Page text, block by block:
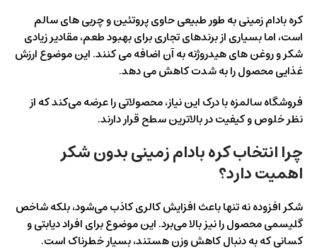
کره بادام زمینی به طور طبیعی حاوی پروتئین و چربی‌ های سالم
است، اما بسیاری از برندهای تجاری برای بهبود طعم، مقادیر زیادی
شکر و روغن‌ های هیدروژنه به آن اضافه می‌ کنند. این موضوع ارزش
غذایی محصول را به شدت کاهش می‌ دهد.
فروشگاه سالمزه با درک این نیاز، محصولاتی را عرضه می‌کند که از
نظر خلوص و کیفیت در بالاترین سطح قرار دارند.
چرا انتخاب کره بادام زمینی بدون شکر
اهمیت دارد؟
شکر افزوده نه تنها باعث افزایش کالری کاذب می‌شود، بلکه شاخص
گلیسمی محصول را نیز بالا می‌برد. این موضوع برای افراد دیابتی و
کسانی که به دنبال کاهش وزن هستند، بسیار خطرناک است.